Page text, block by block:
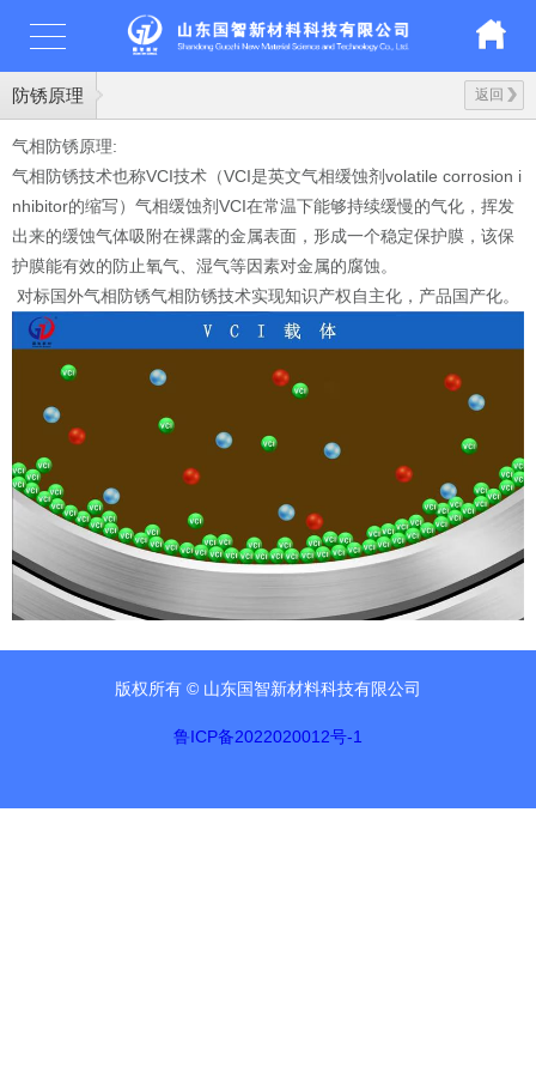
防锈原理 返回
气相防锈原理:
气相防锈技术也称VCI技术（VCI是英文气相缓蚀剂volatile corrosion i
nhibitor的缩写）气相缓蚀剂VCI在常温下能够持续缓慢的气化，挥发
出来的缓蚀气体吸附在裸露的金属表面，形成一个稳定保护膜，该保
护膜能有效的防止氧气、湿气等因素对金属的腐蚀。
对标国外气相防锈气相防锈技术实现知识产权自主化，产品国产化。
版权所有 © 山东国智新材料科技有限公司
鲁ICP备2022020012号-1